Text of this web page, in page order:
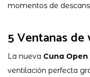
momentos de
5 Ventanas
La nueva Cuna Open
ventilación perfecta